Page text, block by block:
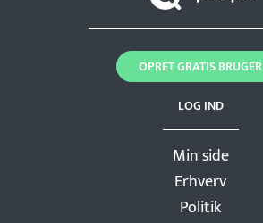
Min side
Erhverv
Politik
LOG IND
OPRET GRATIS BRUGER